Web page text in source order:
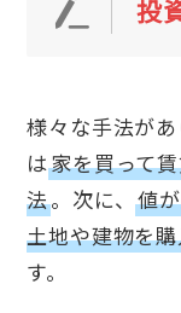
投
様々な手法が
は家を買って
法。次に、値
土地や建物を
す。